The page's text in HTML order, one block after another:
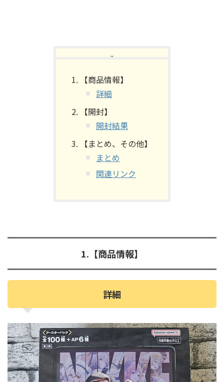
【商品情報】
詳細
【開封】
開封結果
【まとめ、その他】
まとめ
関連リンク
1.【商品情報】
詳細